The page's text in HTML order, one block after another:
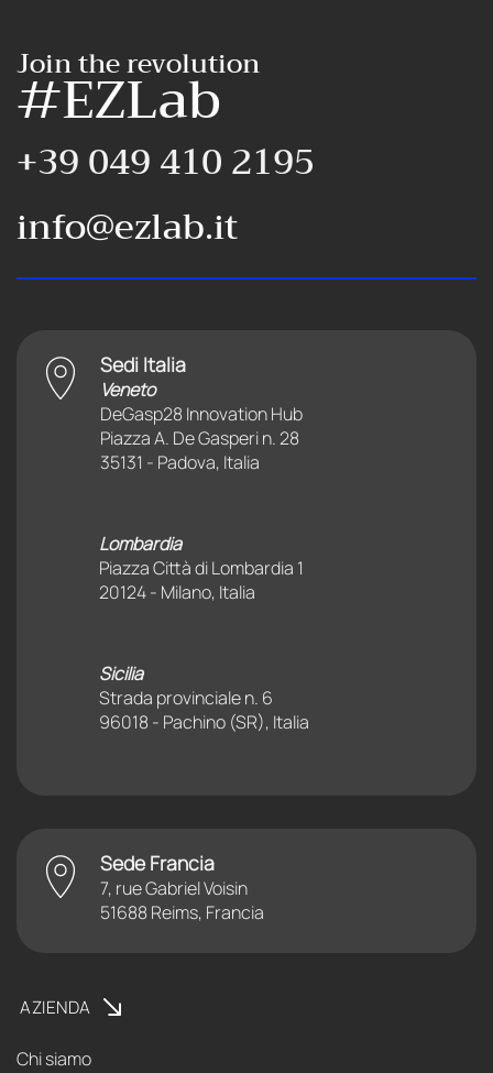
Join the revolution
#EZLab
+39 049 410 2195
info@ezlab.it
Sedi Italia
Veneto
DeGasp28 Innovation Hub
Piazza A. De Gasperi n. 28
35131 - Padova, Italia
Lombardia
Piazza Città di Lombardia 1
20124 - Milano, Italia
Sicilia
Strada provinciale n. 6
96018 - Pachino (SR), Italia
Sede Francia
7, rue Gabriel Voisin
51688 Reims, Francia
AZIENDA
Chi siamo